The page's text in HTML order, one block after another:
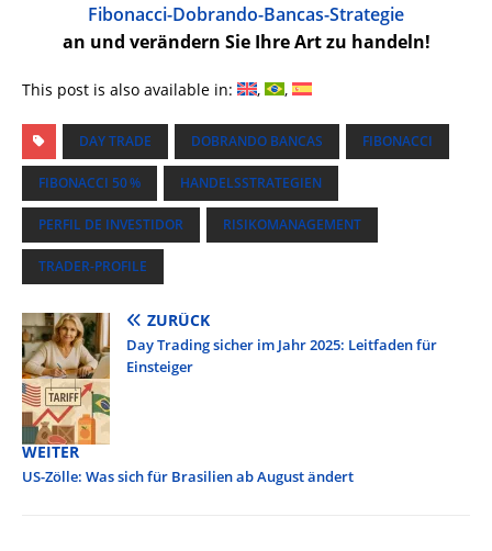
Fibonacci-Dobrando-Bancas-Strategie
an und verändern Sie Ihre Art zu handeln!
This post is also available in:
DAY TRADE DOBRANDO BANCAS FIBONACCI
FIBONACCI 50 % HANDELSSTRATEGIEN
PERFIL DE INVESTIDOR RISIKOMANAGEMENT
TRADER-PROFILE
ZURÜCK
Day Trading sicher im Jahr 2025: Leitfaden für
Einsteiger
WEITER
US-Zölle: Was sich für Brasilien ab August ändert